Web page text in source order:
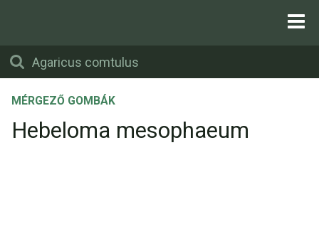
MÉRGEZŐ GOMBÁK
Hebeloma mesophaeum